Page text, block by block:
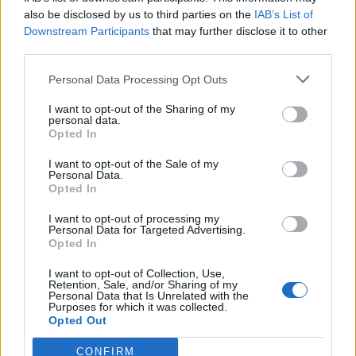
also be disclosed by us to third parties on the IAB’s List of
Downstream Participants that may further disclose it to other
Personal Data Processing Opt Outs
I want to opt-out of the Sharing of my
personal data.
Opted In
I want to opt-out of the Sale of my
Personal Data.
Opted In
I want to opt-out of processing my
Personal Data for Targeted Advertising.
Opted In
I want to opt-out of Collection, Use,
Retention, Sale, and/or Sharing of my
Personal Data that Is Unrelated with the
Purposes for which it was collected.
Opted Out
CONFIRM
Κεραμιών όπου έχει κλείσει ο κεντρικός δρόμος
και γίνονται ενέργειες για να ελευθερωθεί ο
δρόμος. Χρειάζεται καλαθοφόρο μηχάνημα στη
συγκεκριμένη περιοχή, αλλά λόγω του δυνατό
Στα Κεραμιά επίσης, ανάμεσα στα χωριά
ρεύμα κυκλοφορίας, πάλι από πτώση δέντρου.
Μέσα στην πόλη των Χανίων, σε διάφορα μικρά
σημεία υπάρχουν μικρές πτώσεις δέντρων, αλλά
έχουμε και μεγαλύτερες πτώσεις δέντρων, όπως
στον Γαλατά και στον κόμβο του Γαλατά.
Πτώσεις έχουν σημειωθεί στον ΒΟΑΚ και σε άλλα
σημεία τη; Εθνικής Οδού, δύο στύλοι τ